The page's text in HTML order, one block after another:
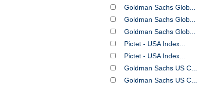
Goldman Sachs Glob...
Goldman Sachs Glob...
Goldman Sachs Glob...
Pictet - USA Index...
Pictet - USA Index...
Goldman Sachs US C...
Goldman Sachs US C...